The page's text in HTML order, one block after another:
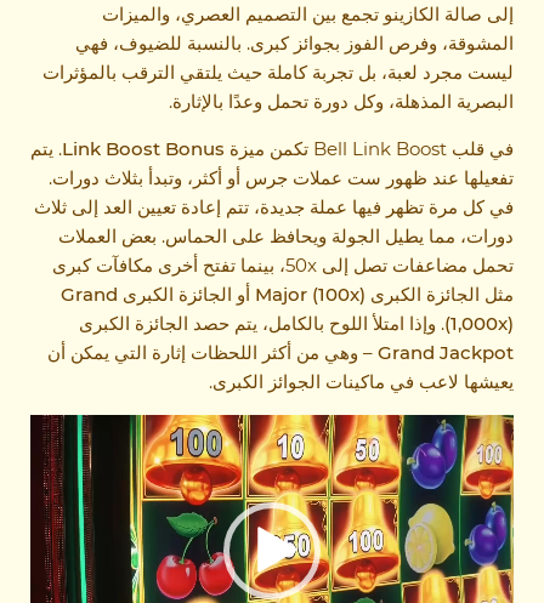
إلى صالة الكازينو تجمع بين التصميم العصري، والميزات
المشوقة، وفرص الفوز بجوائز كبرى. بالنسبة للضيوف، فهي
ليست مجرد لعبة، بل تجربة كاملة حيث يلتقي الترقب بالمؤثرات
البصرية المذهلة، وكل دورة تحمل وعدًا بالإثارة.
في قلب Bell Link Boost تكمن ميزة Link Boost Bonus. يتم
تفعيلها عند ظهور ست عملات جرس أو أكثر، وتبدأ بثلاث دورات.
في كل مرة تظهر فيها عملة جديدة، تتم إعادة تعيين العد إلى ثلاث
دورات، مما يطيل الجولة ويحافظ على الحماس. بعض العملات
تحمل مضاعفات تصل إلى 50x، بينما تفتح أخرى مكافآت كبرى
مثل الجائزة الكبرى أو الجائزة الكبرى Grand
(1,000x). وإذا امتلأ اللوح بالكامل، يتم حصد الجائزة الكبرى
Grand Jackpot – وهي من أكثر اللحظات إثارة التي يمكن أن
يعيشها لاعب في ماكينات الجوائز الكبرى.
Video
Player